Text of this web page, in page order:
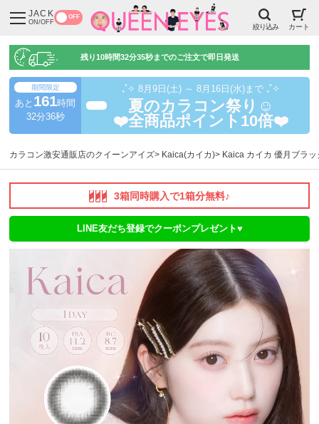
JACK
ON/OFF
OFF
絞り込み カート
残り10時間32分34秒までのご注文で即日発送
期間限定
あと 161時間
32分35秒
₊˚✧ 8月9日(土) ～ 8月16日(水)まで ₊˚✧
夏のカラコン祭り☺️
❤️全商品ポイント10倍❤️
カラコン激安通販店のクイーンアイズ Kaica(カイカ) Kaica カイカ 優月ブラ
3箱同時購入で1箱分無料♪
LINE友だち登録でクーポンプレゼント♥